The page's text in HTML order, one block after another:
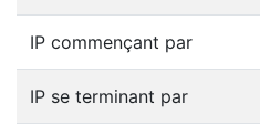
IP commençant par
IP se terminant par